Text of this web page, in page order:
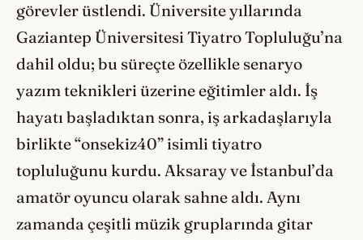
görevler üstlendi. Üniversite yıllarında
Gaziantep Üniversitesi Tiyatro Topluluğu’na
dahil oldu; bu süreçte özellikle senaryo
yazım teknikleri üzerine eğitimler aldı. İş
hayatı başladıktan sonra, iş arkadaşlarıyla
birlikte “onsekiz40” isimli tiyatro
topluluğunu kurdu. Aksaray ve İstanbul’da
amatör oyuncu olarak sahne aldı. Aynı
zamanda çeşitli müzik gruplarında gitar